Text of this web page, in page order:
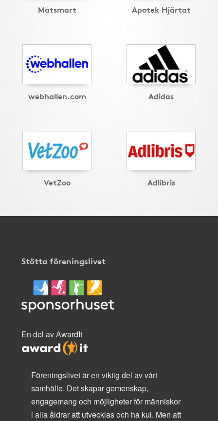
Matsmart Apotek Hjärtat
webhallen.com Adidas
VetZoo Adlibris
Stötta föreningslivet
En del av AwardIt
Föreningslivet är en viktig del av vårt
samhälle. Det skapar gemenskap,
engagemang och möjligheter för människor
i alla åldrar att utvecklas och ha kul. Men att